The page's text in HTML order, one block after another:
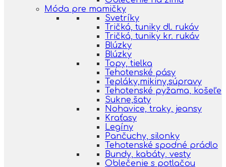
Móda pre mamičky
Svetríky
Tričká, tuniky dl. rukáv
Tričká, tuniky kr. rukáv
Blúzky
Blúzky
Topy, tielka
Tehotenské pásy
Tepláky,mikiny,súpravy
Tehotenské pyžama, košeľe
Sukne,šaty
Nohavice, traky, jeansy
Kraťasy
Legíny
Pančuchy, silonky
Tehotenské spodné prádlo
Bundy, kabáty, vesty
Oblečenie s potlačou